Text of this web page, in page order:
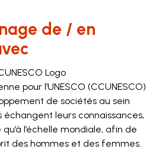
de / en
pour l’UNESCO (CCUNESCO)
de sociétés au sein
échangent leurs connaissances,
l’échelle mondiale, afin de
des hommes et des femmes.